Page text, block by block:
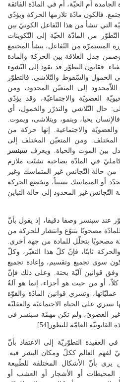
الجامدة أم الحيّة، أم في المادّة الفائقة
فالكون مادّة تلازمها الحركة ويؤدّي
التي تنشأ من هذا التّفاعل الكونيّ بين
من المادّة الحيّة إلى التّكوينات
المستمرّة من التّفاعل، ينشأ المجتمع
جدل العلاقة بين الحركة والمادة
فقانون التطوّر قد يقود إلى النّشوء
الخمول والسّقوط والتّلاشي. فالتطوّر
إلى المتعيّن المحدود، ومن
العضويّة والاجتماعيّة، وقد يؤدّي
حال التّلاشي والتذرّر والخمول، أي
يحيا، وينمو، ويتلاشى، ويموت.
والاجتماعية. إنها حركة من
المختلف. ومن المتعيّن المختلف إلى
بين الموت والحياة. ويعرف سبنسر
في المادّة يصاحبه تشتّت ملازم
من حالة التّجانس غير المتماسك وغير
أو المتماسك نسبياً، وتخضع الحركة
التّجانس غير المحدود إلى حالة التباين
سبنسر وصفا دقيقا، إذ يقول بأنّ
مصحوبًا بتنوّع وانتشار للحركة من
مصحوبًا بتحلّل للمادة من جهة أخرى.
ثابتًا، فإنّ كلّ هذا التغيّر، وكلّ
سوى تجميع وتقسيم، وإعادة تجميع
وفق قوانين آليّة بحتة. وعلى ذلك فإنّ
أو من حيث هو أجزاء، إنما هو آلةٌ
وتسري قوانين المادّة والقوّة
على الحياة الاجتماعيّة والعقليّة
غير العضويّ، ولم تكن مهمّة سبنسر في
العامّة للتطور[54].
التطوّريّة إلى الاعتقاد بأنّ
لفهم العالم ككلّ ومكان البشر فيه.
بأنّ الأشكال المختلفة للطّبيعة
المحيطات أو الأشجار أو العشب أو